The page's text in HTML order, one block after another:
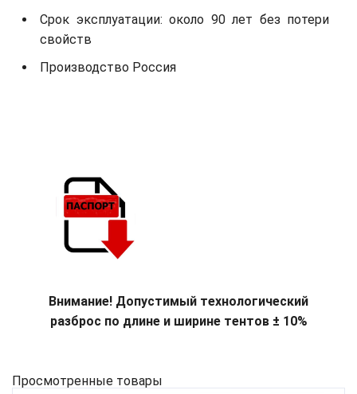
Срок эксплуатации: около 90 лет без потери
свойств
Производство Россия
Внимание! Допустимый технологический
разброс по длине и ширине тентов ± 10%
Просмотренные товары